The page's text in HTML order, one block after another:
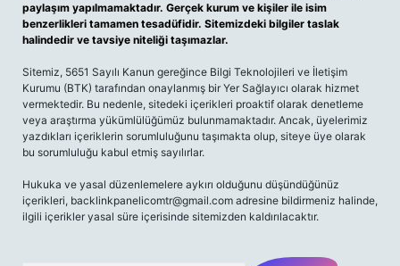
paylaşım yapılmamaktadır. Gerçek kurum ve kişiler ile isim
benzerlikleri tamamen tesadüfidir. Sitemizdeki bilgiler taslak
halindedir ve tavsiye niteliği taşımazlar.
Sitemiz, 5651 Sayılı Kanun gereğince Bilgi Teknolojileri ve İletişim
Kurumu (BTK) tarafından onaylanmış bir Yer Sağlayıcı olarak hizmet
vermektedir. Bu nedenle, sitedeki içerikleri proaktif olarak denetleme
veya araştırma yükümlülüğümüz bulunmamaktadır. Ancak, üyelerimiz
yazdıkları içeriklerin sorumluluğunu taşımakta olup, siteye üye olarak
bu sorumluluğu kabul etmiş sayılırlar.
Hukuka ve yasal düzenlemelere aykırı olduğunu düşündüğünüz
içerikleri, backlinkpanelicomtr@gmail.com adresine bildirmeniz halinde,
ilgili içerikler yasal süre içerisinde sitemizden kaldırılacaktır.